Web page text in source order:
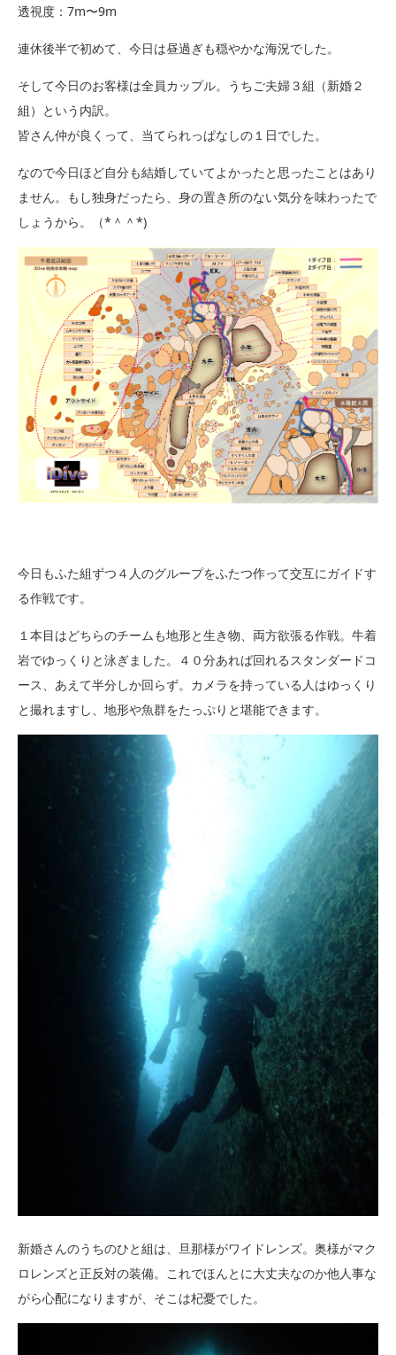
透視度：7m〜9m
連休後半で初めて、今日は昼過ぎも穏やかな海況でした。
そして今日のお客様は全員カップル。うちご夫婦３組（新婚２
組）という内訳。
皆さん仲が良くって、当てられっぱなしの１日でした。
なので今日ほど自分も結婚していてよかったと思ったことはあり
ません。もし独身だったら、身の置き所のない気分を味わったで
しょうから。（*＾＾*)
今日もふた組ずつ４人のグループをふたつ作って交互にガイドす
る作戦です。
１本目はどちらのチームも地形と生き物、両方欲張る作戦。牛着
岩でゆっくりと泳ぎました。４０分あれば回れるスタンダードコ
ース、あえて半分しか回らず。カメラを持っている人はゆっくり
と撮れますし、地形や魚群をたっぷりと堪能できます。
新婚さんのうちのひと組は、旦那様がワイドレンズ。奥様がマク
ロレンズと正反対の装備。これでほんとに大丈夫なのか他人事な
がら心配になりますが、そこは杞憂でした。